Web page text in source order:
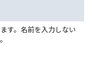
す。名前を入力しない